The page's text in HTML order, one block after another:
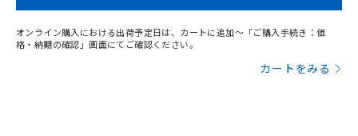
オンライン購入における出荷予定日は、カートに追加～「ご購入手続き：価
格・納期の確認」画面にてご確認ください。
カートをみる